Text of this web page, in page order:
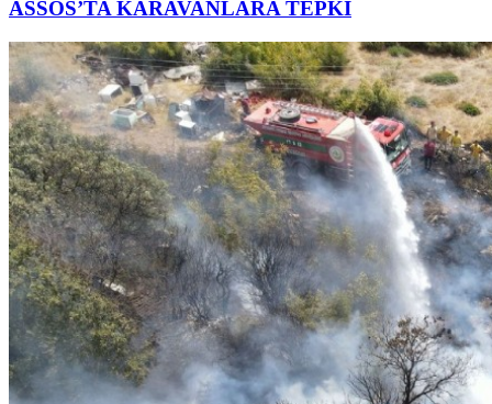
ASSOS’TA KARAVANLARA TEPKİ